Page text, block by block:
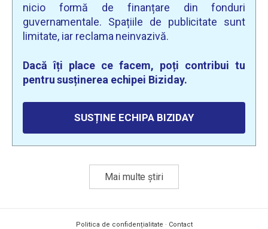
nicio formă de finanțare din fonduri
guvernamentale. Spațiile de publicitate sunt
limitate, iar reclama neinvazivă.
Dacă îți place ce facem, poți contribui tu
pentru susținerea echipei Biziday.
SUSȚINE ECHIPA BIZIDAY
Mai multe știri
Politica de confidențialitate · Contact